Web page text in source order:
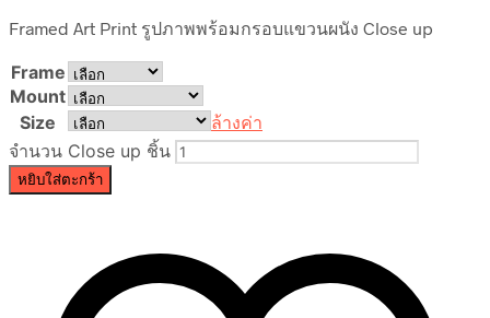
Framed Art Print รูปภาพพร้อมกรอบแขวนผนัง Close up
Frame
Mount
Size
ล้างค่า
จำนวน Close up ชิ้น
หยิบใส่ตะกร้า